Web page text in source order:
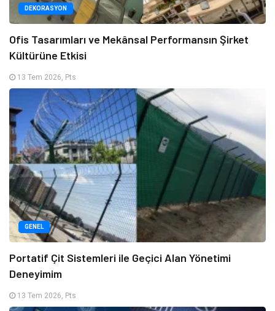
DEKORASYON
Ofis Tasarımları ve Mekânsal Performansın Şirket
Kültürüne Etkisi
13 Tem 2026, Pts
GENEL
Portatif Çit Sistemleri ile Geçici Alan Yönetimi
Deneyimim
13 Tem 2026, Pts